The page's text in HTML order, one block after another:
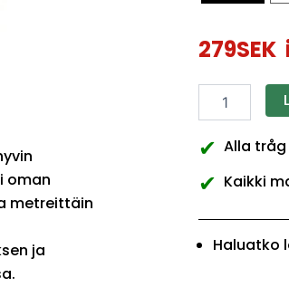
oman
metreittäin
ja
279SEK
✔ Alla
✔ Kaikki
Haluatko